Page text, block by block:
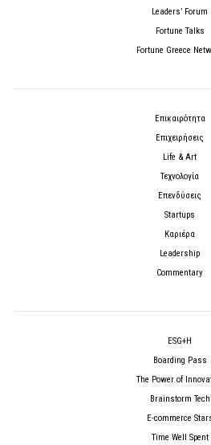
Leaders’ Forum
Fortune Talks
Fortune Greece
Επικαιρότητα
Επιχειρήσεις
Life & Art
Τεχνολογία
Επενδύσεις
Startups
Καριέρα
Leadership
Commentary
ESG+H
Boarding Pass
The Power of
Brainstorm Tech
E-commerce
Time Well Spent